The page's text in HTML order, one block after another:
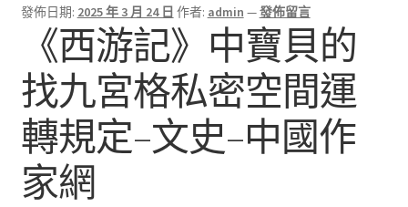
發佈日期: 2025 年 3 月 24 日 作者: admin —發佈留言
《西游記》中寶貝的
找九宮格私密空間運
轉規定–文史–中國作
家網